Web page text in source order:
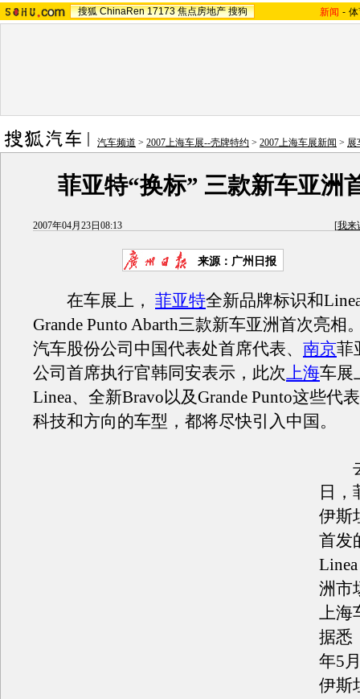
搜狐 ChinaRen 17173 焦点房地产 搜狗 新闻 -
汽车频道 > 2007上海车展--壳牌特约 > 2007上海车展新闻 > 展
菲亚特“换标” 三款新车亚洲
2007年04月23日08:13 [我来
来源：广州日报
在车展上， 菲亚特全新品牌标识和
Grande Punto Abarth三款新车亚洲首次亮相
汽车股份公司中国代表处首席代表、 南京菲
公司首席执行官韩同安表示，此次上海车展
Linea、全新Bravo以及Grande Punto这些代
科技和方向的车型，都将尽快引入中国。
去
日，
伊斯
首发
洲市
上海
据悉
年5
伊斯